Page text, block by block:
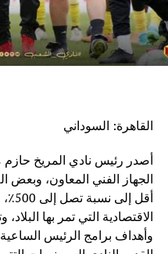
القاهرة: السوداني
أصدر رئيس نادي المريخ
الجهاز الفني المعاون، وبعض
أقل
الاقتصادية التي تمر بها
وأهداف برامج الرئيس